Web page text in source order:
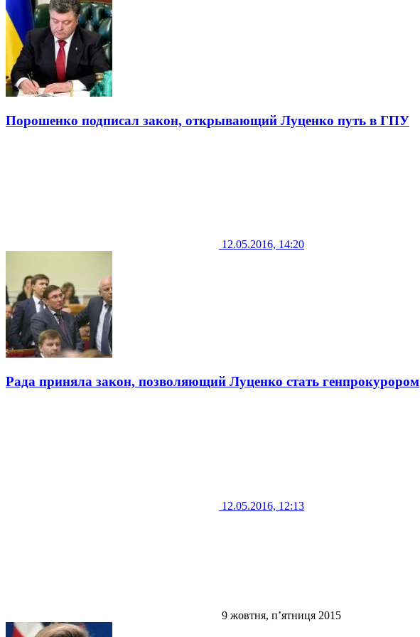
Порошенко подписал закон, открывающий Луценко путь в ГПУ
12.05.2016, 14:20
Рада приняла закон, позволяющий Луценко стать генпрокурором
12.05.2016, 12:13
9 жовтня, п’ятниця 2015